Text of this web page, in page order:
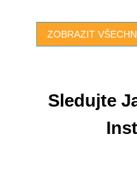
ZOBRAZIT
Sledujte